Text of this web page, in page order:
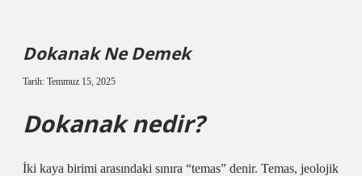
Dokanak Ne Demek
Tarih: Temmuz 15, 2025
Dokanak nedir?
İki kaya birimi arasındaki sınıra “temas” denir. Temas, jeolojik